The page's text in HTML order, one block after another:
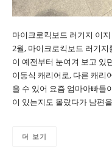
마이크로킥보드 러기지 이
2월, 마이크로킥보드 러기
이 예전부터 눈여겨 보고 있
이동식 캐리어로, 다른 캐리
을 수 있어 요즘 엄마아빠들
이 있는지도 몰랐다가 남편
더 보기